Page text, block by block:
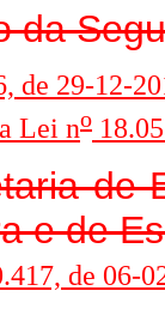
da
de 29-12-
Lei no
de
e de
de 06-